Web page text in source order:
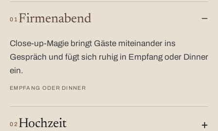
01 Firmenabend
Close-up-Magie bringt Gäste miteinander ins
Gespräch und fügt sich ruhig in Empfang oder Dinner
ein.
EMPFANG ODER DINNER
02 Hochzeit